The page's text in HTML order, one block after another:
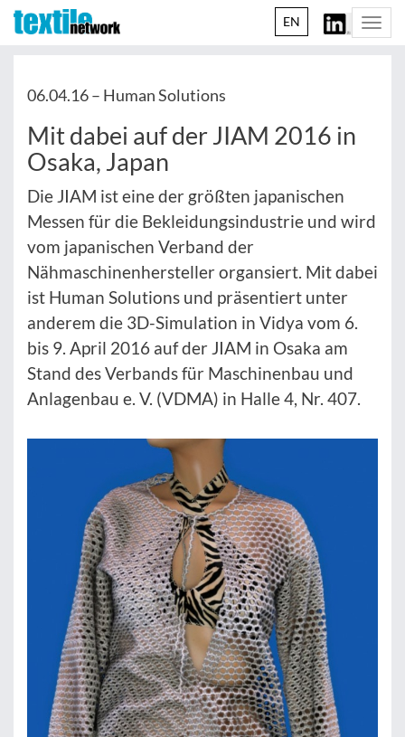
EN
06.04.16 – Human Solutions
Mit dabei auf der JIAM 2016 in
Osaka, Japan
Die JIAM ist eine der größten japanischen
Messen für die Bekleidungsindustrie und wird
vom japanischen Verband der
Nähmaschinenhersteller organsiert. Mit dabei
ist Human Solutions und präsentiert unter
anderem die 3D-Simulation in Vidya vom 6.
bis 9. April 2016 auf der JIAM in Osaka am
Stand des Verbands für Maschinenbau und
Anlagenbau e. V. (VDMA) in Halle 4, Nr. 407.